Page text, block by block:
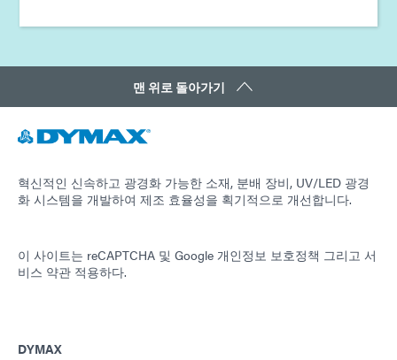
맨 위로 돌아가기
혁신적인 신속하고 광경화 가능한 소재, 분배 장비, UV/LED 광경
화 시스템을 개발하여 제조 효율성을 획기적으로 개선합니다.
이 사이트는 reCAPTCHA 및 Google 개인정보 보호정책 그리고 서
비스 약관 적용하다.
DYMAX